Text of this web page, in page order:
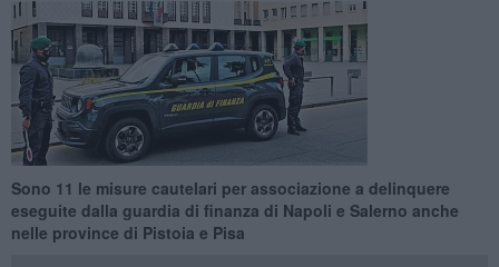
Sono 11 le misure cautelari per associazione a delinquere
eseguite dalla guardia di finanza di Napoli e Salerno anche
nelle province di Pistoia e Pisa